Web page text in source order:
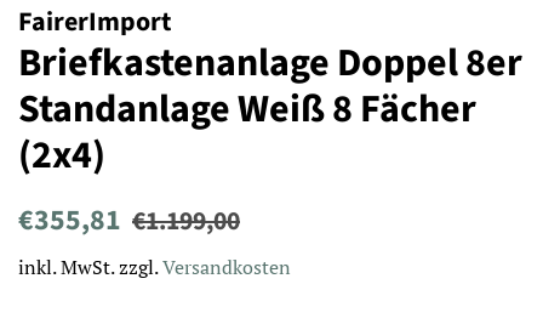
FairerImport
Briefkastenanlage Doppel 8er
Standanlage Weiß 8 Fächer
(2x4)
Normaler
€355,81 Sonderpreis
€1.199,00
inkl. MwSt. zzgl.Versandkosten